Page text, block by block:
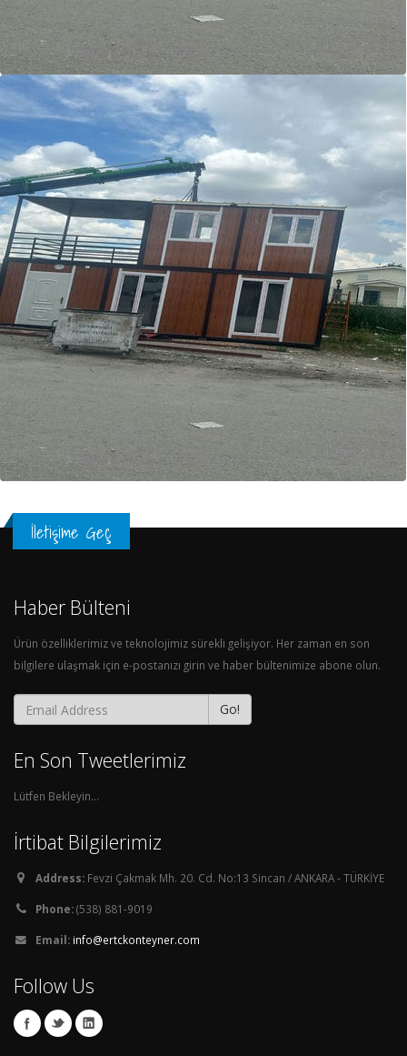
İletişime Geç
Haber Bülteni
Ürün özelliklerimiz ve teknolojimiz sürekli gelişiyor. Her zaman en son
bilgilere ulaşmak için e-postanızı girin ve haber bültenimize abone olun.
Go!
En Son Tweetlerimiz
Lütfen Bekleyin...
İrtibat Bilgilerimiz
Address: Fevzi Çakmak Mh. 20. Cd. No:13 Sincan / ANKARA - TÜRKİYE
Phone:(538) 881-9019
Email: info@ertckonteyner.com
Follow Us